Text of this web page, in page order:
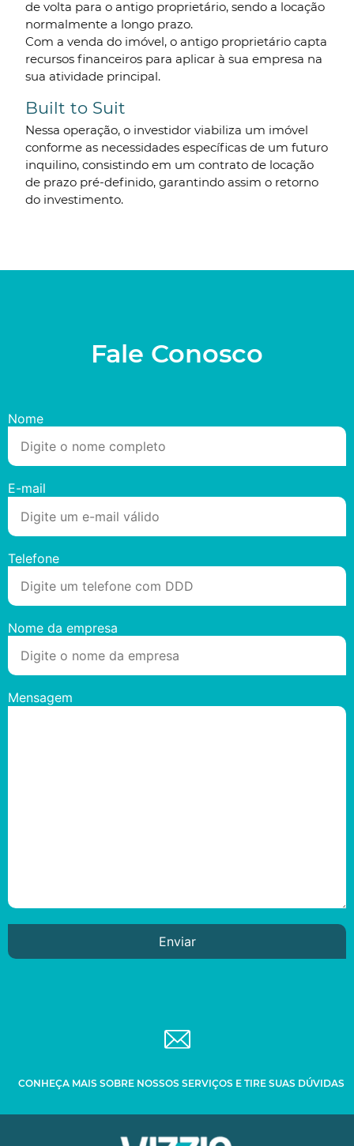
de volta para o antigo proprietário, sendo a locação
normalmente a longo prazo.
Com a venda do imóvel, o antigo proprietário capta
recursos financeiros para aplicar à sua empresa na
sua atividade principal.
Built to Suit
Nessa operação, o investidor viabiliza um imóvel
conforme as necessidades específicas de um futuro
inquilino, consistindo em um contrato de locação
de prazo pré-definido, garantindo assim o retorno
do investimento.
Fale Conosco
Nome
E-mail
Telefone
Nome da empresa
Mensagem
CONHEÇA MAIS SOBRE NOSSOS SERVIÇOS E TIRE SUAS DÚVIDAS